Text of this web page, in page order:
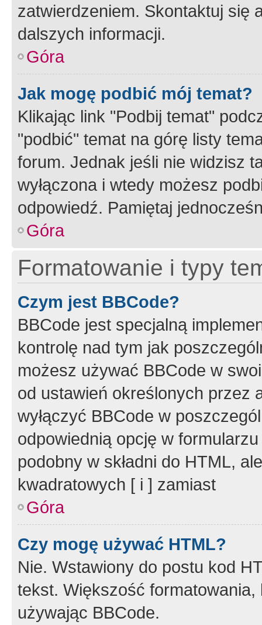
zatwierdzeniem. Skontaktuj się
dalszych informacji.
Góra
Jak mogę podbić mój temat?
Klikając link "Podbij temat"
"podbić" temat na górę listy
forum. Jednak jeśli nie widzisz
wyłączona i wtedy możesz
odpowiedź. Pamiętaj
Góra
Formatowanie i typy
Czym jest BBCode?
BBCode jest specjalną
kontrolę nad tym jak
możesz używać BBCode w
od ustawień określonych przez
wyłączyć BBCode w
odpowiednią opcję w
podobny w składni do HTML,
kwadratowych [ i ] zamiast
Góra
Czy mogę używać HTML?
Nie. Wstawiony do postu kod
tekst. Większość
używając BBCode.